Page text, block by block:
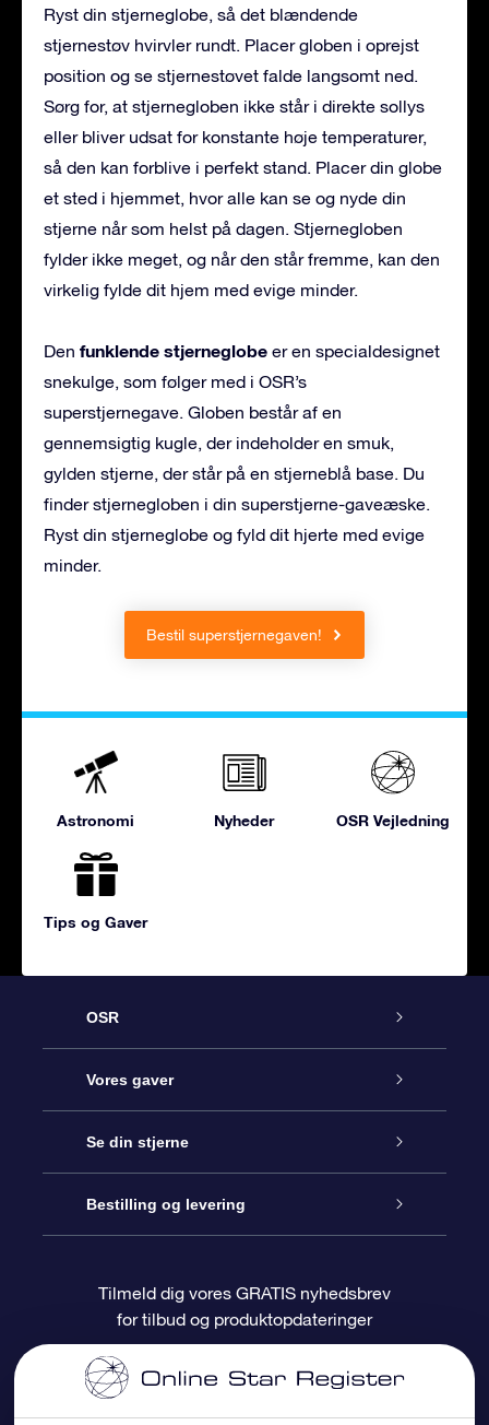
Ryst din stjerneglobe, så det blændende
stjernestøv hvirvler rundt. Placer globen i oprejst
position og se stjernestøvet falde langsomt ned.
Sørg for, at stjernegloben ikke står i direkte sollys
eller bliver udsat for konstante høje temperaturer,
så den kan forblive i perfekt stand. Placer din globe
et sted i hjemmet, hvor alle kan se og nyde din
stjerne når som helst på dagen. Stjernegloben
fylder ikke meget, og når den står fremme, kan den
virkelig fylde dit hjem med evige minder.
Den funklende stjerneglobe er en specialdesignet
snekulge, som følger med i OSR’s
superstjernegave. Globen består af en
gennemsigtig kugle, der indeholder en smuk,
gylden stjerne, der står på en stjerneblå base. Du
finder stjernegloben i din superstjerne-gaveæske.
Ryst din stjerneglobe og fyld dit hjerte med evige
minder.
Bestil superstjernegaven!
Astronomi Nyheder OSR Vejledning
Tips og Gaver
OSR
Kundeservice
Kontakt os
Bloggen
Anmeldelser
Vores gaver
Online Stjernegave
OSR Gavepakke
OSR Gavekortet
Firmagaver
Se din stjerne
Star Register
Personliggjort Stjerneside
One Million Stars
Bestilling og levering
Betalingsinformation
Forsendelsesoplysninger
Tilmeld dig vores GRATIS nyhedsbrev
for tilbud og produktopdateringer